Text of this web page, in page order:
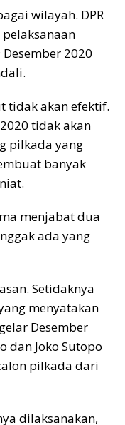
wilayah. DPR
2020
tidak akan efektif.
tidak akan
pilkada yang
banyak
menjabat dua
ada yang
Setidaknya
menyatakan
Desember
dan Joko Sutopo
pilkada dari
dilaksanakan,